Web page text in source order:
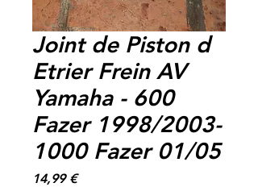
Joint de Piston d
Etrier Frein AV
Yamaha - 600
Fazer 1998/2003-
1000 Fazer 01/05
14,99 €Prix